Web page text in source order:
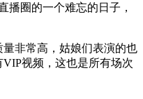
播圈的一个难忘的日子，
非常高，姑娘们表演的也
视频，这也是所有场次